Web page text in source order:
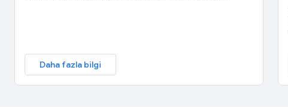
Daha fazla bilgi